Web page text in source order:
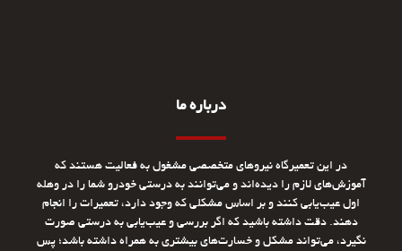
درباره ما
در این تعمیرگاه نیروهای متخصصی مشغول به فعالیت هستند که
آموزش‌های لازم را دیده‌اند و می‌توانند به درستی خودرو شما را در وهله
اول عیب‌یابی کنند و بر اساس مشکلی که وجود دارد، تعمیرات را انجام
دهند. دقت داشته باشید که اگر بررسی و عیب‌یابی به درستی صورت
نگیرد، می‌تواند مشکل و خسارت‌های بیشتری به همراه داشته باشد؛ پس